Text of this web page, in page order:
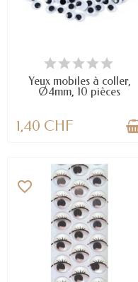
EN STOCK
Yeux mobiles à coller,
Ø4mm, 10 pièces
1,40 CHF
favorite_border